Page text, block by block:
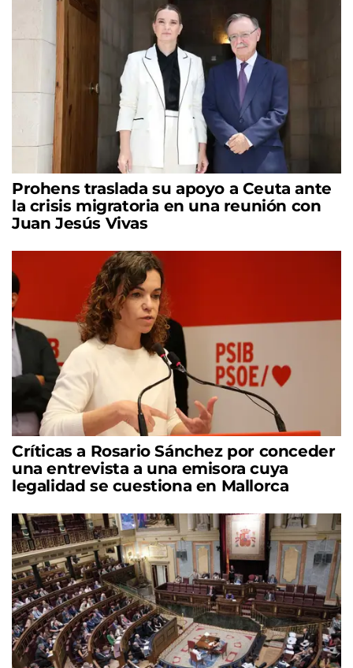
Prohens traslada su apoyo a Ceuta ante
la crisis migratoria en una reunión con
Juan Jesús Vivas
Críticas a Rosario Sánchez por conceder
una entrevista a una emisora cuya
legalidad se cuestiona en Mallorca